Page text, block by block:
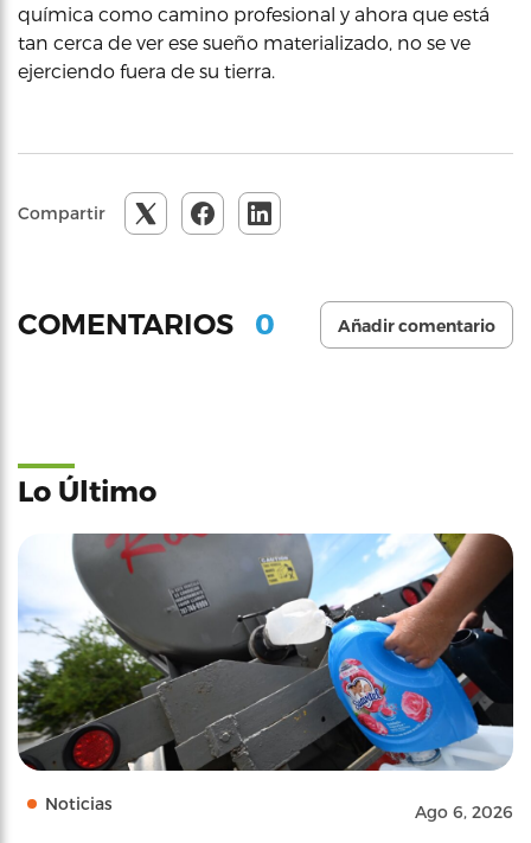
química como camino profesional y ahora que está
tan cerca de ver ese sueño materializado, no se ve
ejerciendo fuera de su tierra.
Compartir
COMENTARIOS 0 Añadir comentario
Lo Último
Noticias Ago 6, 2026